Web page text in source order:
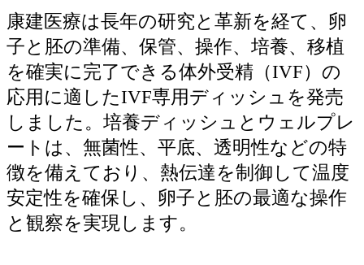
康建医療は長年の研究と革新を経て、卵
子と胚の準備、保管、操作、培養、移植
を確実に完了できる体外受精（IVF）の
応用に適したIVF専用ディッシュを発売
しました。培養ディッシュとウェルプレ
ートは、無菌性、平底、透明性などの特
徴を備えており、熱伝達を制御して温度
安定性を確保し、卵子と胚の最適な操作
と観察を実現します。